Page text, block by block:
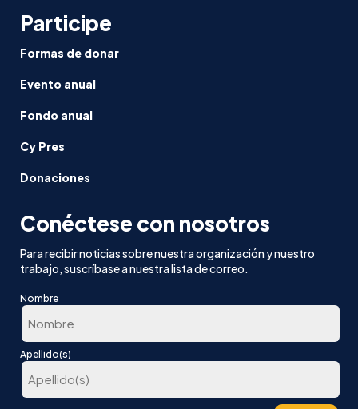
Participe
Formas de donar
Evento anual
Fondo anual
Cy Pres
Donaciones
Conéctese con nosotros
Para recibir noticias sobre nuestra organización y nuestro
trabajo, suscríbase a nuestra lista de correo.
Nombre
En
primer
lugar
Apellido(s)